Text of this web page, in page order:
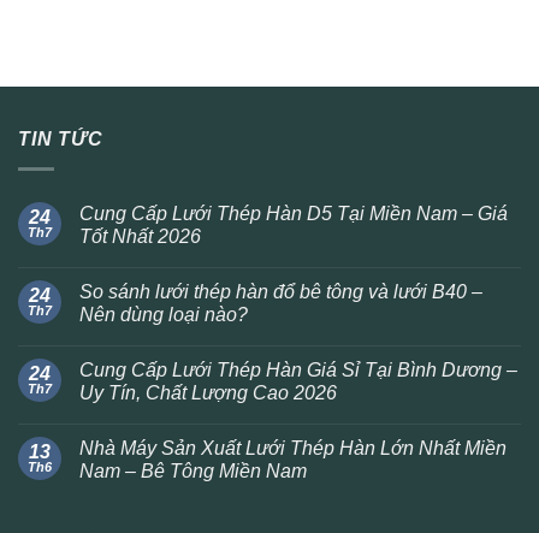
TIN TỨC
24
Th7
Cung Cấp Lưới Thép Hàn D5 Tại Miền Nam – Giá
Tốt Nhất 2026
24
Th7
So sánh lưới thép hàn đổ bê tông và lưới B40 –
Nên dùng loại nào?
24
Th7
Cung Cấp Lưới Thép Hàn Giá Sỉ Tại Bình Dương –
Uy Tín, Chất Lượng Cao 2026
13
Th6
Nhà Máy Sản Xuất Lưới Thép Hàn Lớn Nhất Miền
Nam – Bê Tông Miền Nam